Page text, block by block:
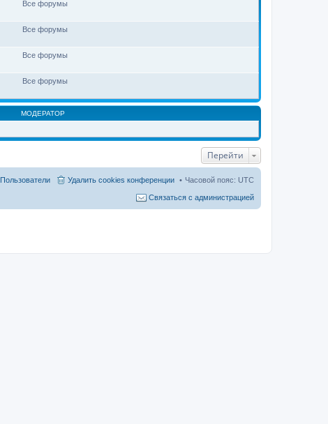
Все форумы
Все форумы
Все форумы
Все форумы
МОДЕРАТОР
Перейти
Часовой пояс: UTC
Удалить cookies конференции
Пользователи
Связаться с администрацией